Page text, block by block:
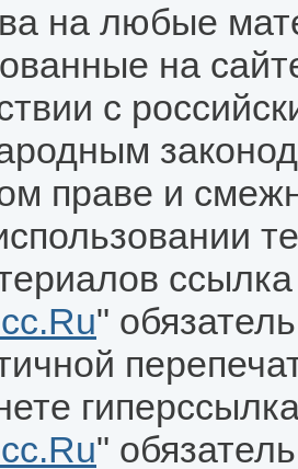
на любые
на
с
праве и
"
"